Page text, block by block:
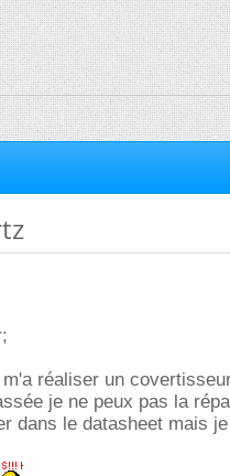
réaliser un
je ne peux pas la
dans le datasheet mais